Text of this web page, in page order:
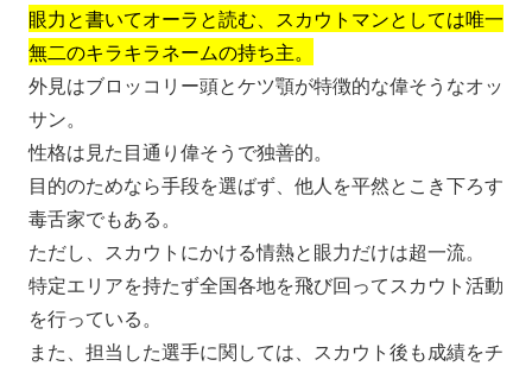
眼力と書いてオーラと読む、スカウトマンとしては唯一
無二のキラキラネームの持ち主。
外見はブロッコリー頭とケツ顎が特徴的な偉そうなオッ
サン。
性格は見た目通り偉そうで独善的。
目的のためなら手段を選ばず、他人を平然とこき下ろす
毒舌家でもある。
ただし、スカウトにかける情熱と眼力だけは超一流。
特定エリアを持たず全国各地を飛び回ってスカウト活動
を行っている。
また、担当した選手に関しては、スカウト後も成績をチ